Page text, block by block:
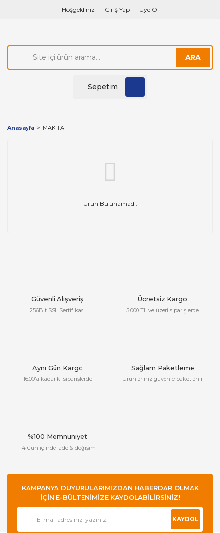
Hoşgeldiniz Giriş Yap Üye Ol
ARA
Sepetim
Anasayfa MAKITA
Ürün Bulunamadı.
Güvenli Alışveriş
256Bit SSL Sertifikası
Ücretsiz Kargo
5.000 TL ve üzeri siparişlerde
Aynı Gün Kargo
16:00'a kadar ki siparişlerde
Sağlam Paketleme
Ürünleriniz güvenle paketlenir
%100 Memnuniyet
14 Gün içinde iade & değişim
KAMPANYA DUYURULARIMIZDAN HABERDAR OLMAK
İÇİN E-BÜLTENİMİZE KAYDOLABİLİRSİNİZ!
KAYDOL